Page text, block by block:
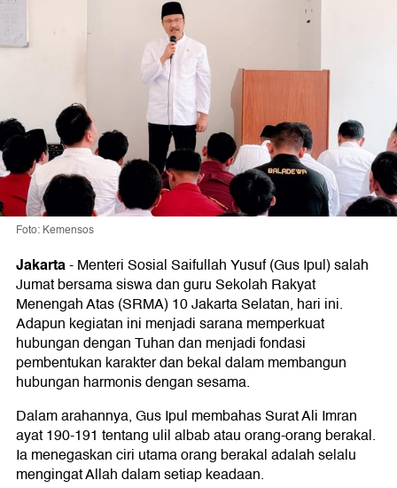
Foto: Kemensos
Jakarta-Menteri Sosial Saifullah Yusuf (Gus Ipul) salah
Jumat bersama siswa dan guru Sekolah Rakyat
Menengah Atas (SRMA) 10 Jakarta Selatan, hari ini.
Adapun kegiatan ini menjadi sarana memperkuat
hubungan dengan Tuhan dan menjadi fondasi
pembentukan karakter dan bekal dalam membangun
hubungan harmonis dengan sesama.
Dalam arahannya, Gus Ipul membahas Surat Ali Imran
ayat 190-191 tentang ulil albab atau orang-orang berakal.
Ia menegaskan ciri utama orang berakal adalah selalu
mengingat Allah dalam setiap keadaan.